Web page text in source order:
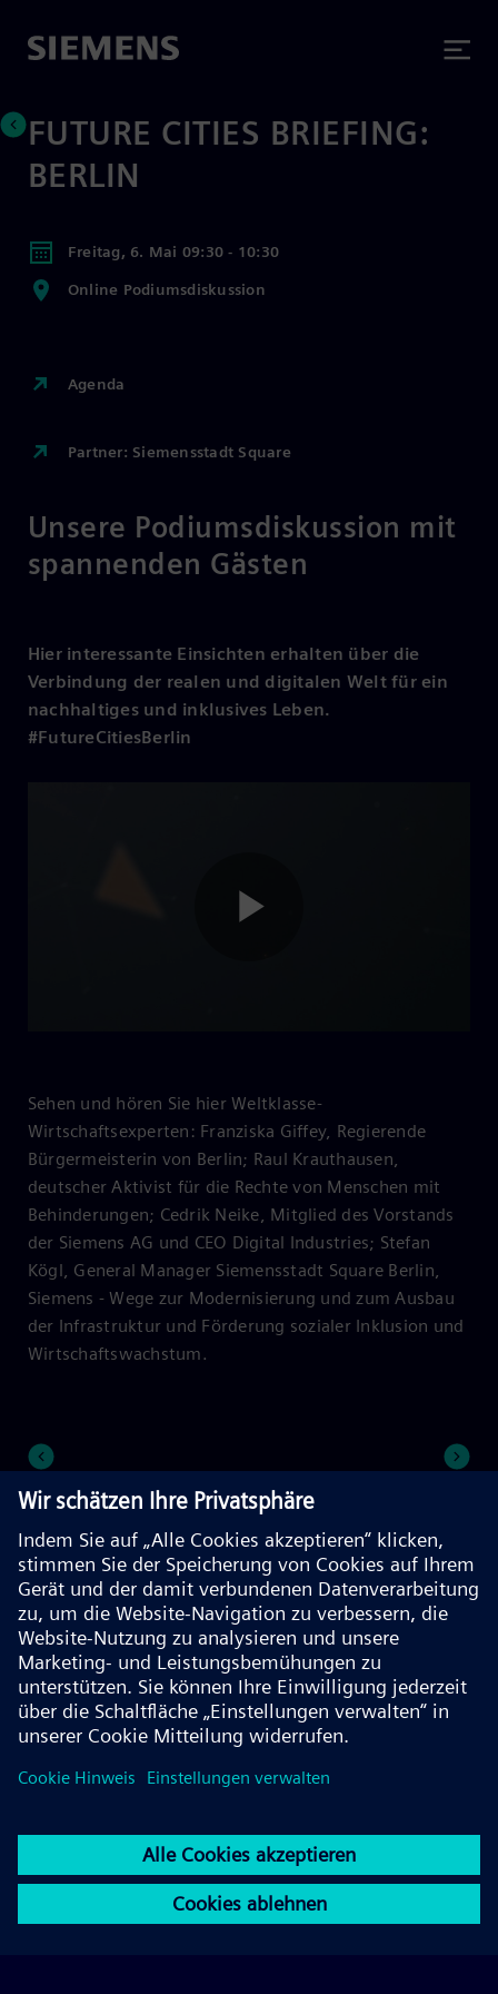
FUTURE CITIES BRIEFING:
BERLIN
Freitag, 6. Mai 09:30 - 10:30
Online Podiumsdiskussion
Agenda
Partner: Siemensstadt Square
Unsere Podiumsdiskussion mit
spannenden Gästen
Hier interessante Einsichten erhalten über die
Verbindung der realen und digitalen Welt für ein
nachhaltiges und inklusives Leben.
#FutureCitiesBerlin
Sehen und hören Sie hier Weltklasse-
Wirtschaftsexperten: Franziska Giffey, Regierende
Bürgermeisterin von Berlin; Raul Krauthausen,
deutscher Aktivist für die Rechte von Menschen mit
Behinderungen; Cedrik Neike, Mitglied des Vorstands
der Siemens AG und CEO Digital Industries; Stefan
Kögl, General Manager Siemensstadt Square Berlin,
Siemens - Wege zur Modernisierung und zum Ausbau
der Infrastruktur und Förderung sozialer Inklusion und
Wirtschaftswachstum.